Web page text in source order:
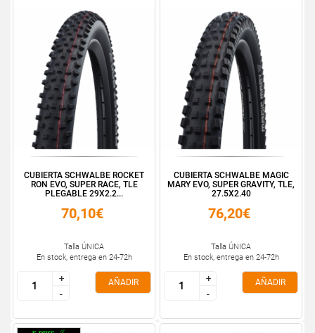
CUBIERTA SCHWALBE ROCKET
RON EVO, SUPER RACE, TLE
PLEGABLE 29X2.2...
70,10€
Talla ÚNICA
En stock, entrega en 24-72h
+
-
+
-
AÑADIR
CUBIERTA SCHWALBE MAGIC
MARY EVO, SUPER GRAVITY, TLE,
27.5X2.40
76,20€
Talla ÚNICA
En stock, entrega en 24-72h
+
-
+
-
AÑADIR